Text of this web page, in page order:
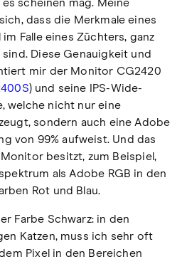
scheinen mag. Meine
dass die Merkmale eines
im Falle eines Züchters, ganz
Diese Genauigkeit und
mir der Monitor CG2420
) und seine IPS-Wide-
welche nicht nur eine
sondern auch eine Adobe
von 99% aufweist. Und das
besitzt, zum Beispiel,
als Adobe RGB in den
Rot und Blau.
Farbe Schwarz: in den
Katzen, muss ich sehr oft
Pixel in den Bereichen